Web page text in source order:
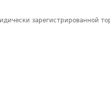
зарегистрированной